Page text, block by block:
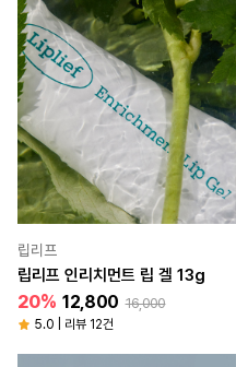
립리프
립리프 인리치먼트 립 겔 13g
20% 12,800 16,000
5.0 | 리뷰 12건